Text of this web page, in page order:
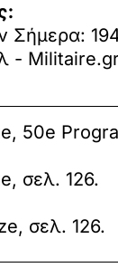
Σήμερα:
- Militaire.gr
50e
σελ. 126.
σελ. 126.